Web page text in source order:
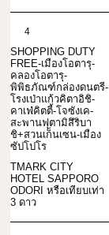
4
SHOPPING DUTY
FREE-เมืองโอตารุ-
คลองโอตารุ-
พิพิธภัณฑ์กล่องดนตรี-
โรงเป่าแก้วคิตาอิชิ-
คาเฟ่คิตตี้-โจซังเค-
สะพานฟุตามิสึริบา
ชิ+สวนเก็นเซน-เมือง
ซัปโปโร
TMARK CITY
HOTEL SAPPORO
ODORI หรือเทียบเท่า
3 ดาว